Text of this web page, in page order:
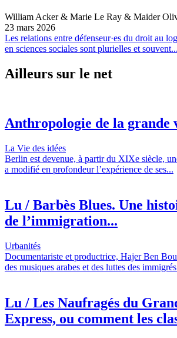
William Acker & Marie Le Ray & Maider
23 mars 2026
Les relations entre défenseur·es du droit au
en sciences sociales sont plurielles et souvent...
Ailleurs sur le net
Anthropologie de la grande
La Vie des idées
Berlin est devenue, à partir du XIXe siècle,
a modifié en profondeur l’expérience de ses...
Lu / Barbès Blues. Une
de l’immigration...
Urbanités
Documentariste et productrice, Hajer Ben
des musiques arabes et des luttes des
Lu / Les Naufragés du
Express, ou comment les